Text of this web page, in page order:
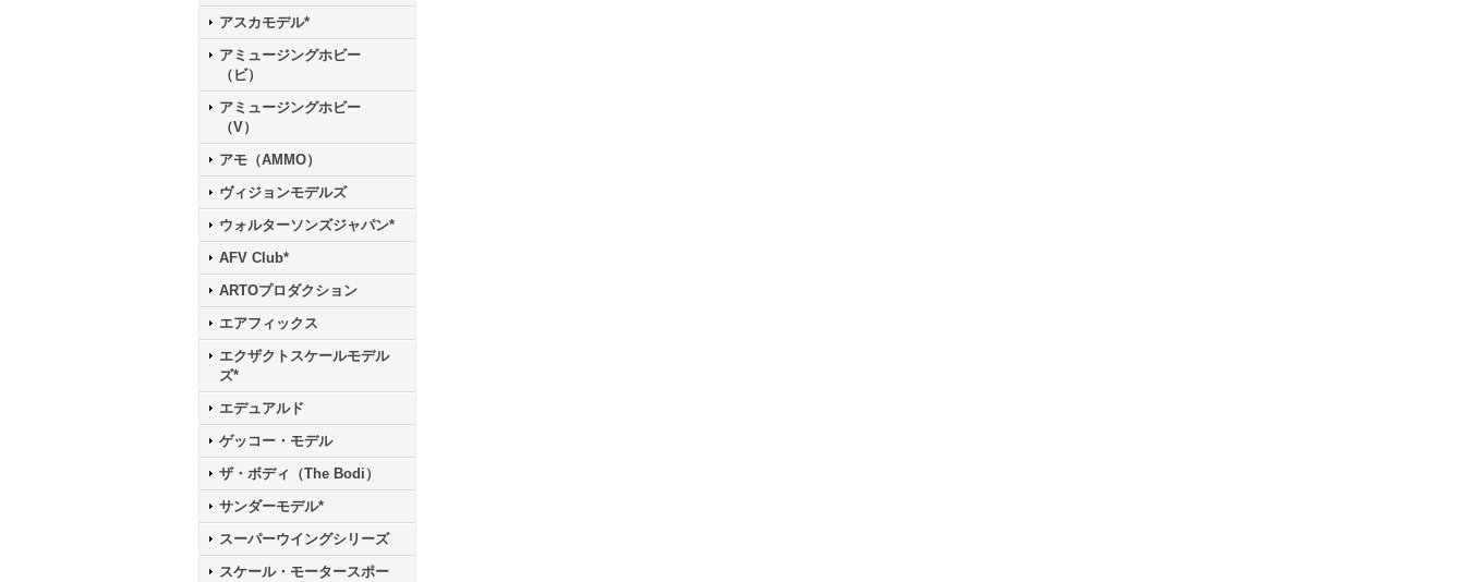
アスカモデル*
アミュージングホビー
（ビ）
アミュージングホビー
（V）
アモ（AMMO）
ヴィジョンモデルズ
ウォルターソンズジャパン*
AFV Club*
ARTOプロダクション
エアフィックス
エクザクトスケールモデル
ズ*
エデュアルド
ゲッコー・モデル
ザ・ボディ（The Bodi）
サンダーモデル*
スーパーウイングシリーズ
スケール・モータースポー